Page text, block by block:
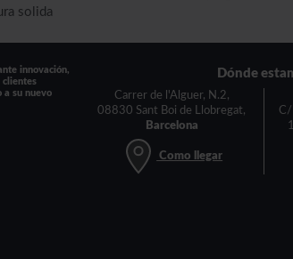
solida
innovación,
clientes
a su nuevo
Dónde
Carrer de l'Alguer, N.2,
08830 Sant Boi de Llobregat,
Barcelona
Como llegar
C/